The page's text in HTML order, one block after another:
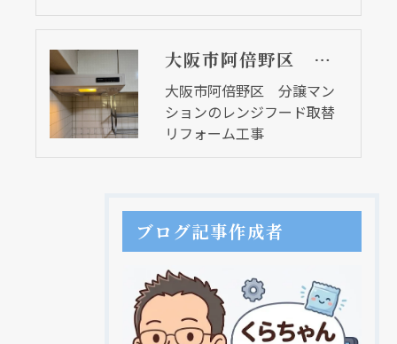
大阪市阿倍野区 分譲マンションのレンジフード取替リフォーム工事
大阪市阿倍野区 分譲マン
ションのレンジフード取替
リフォーム工事
ブログ記事作成者